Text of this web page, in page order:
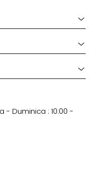
- Duminica : 10:00 -